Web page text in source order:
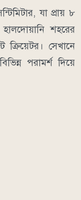
যা প্রায় ৮
শহরের
ক্রিয়েটর। সেখানে
পরামর্শ দিয়ে